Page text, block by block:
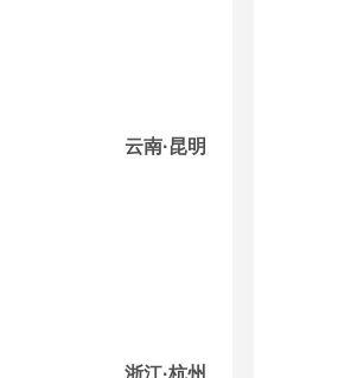
云南·昆明
浙江·杭州